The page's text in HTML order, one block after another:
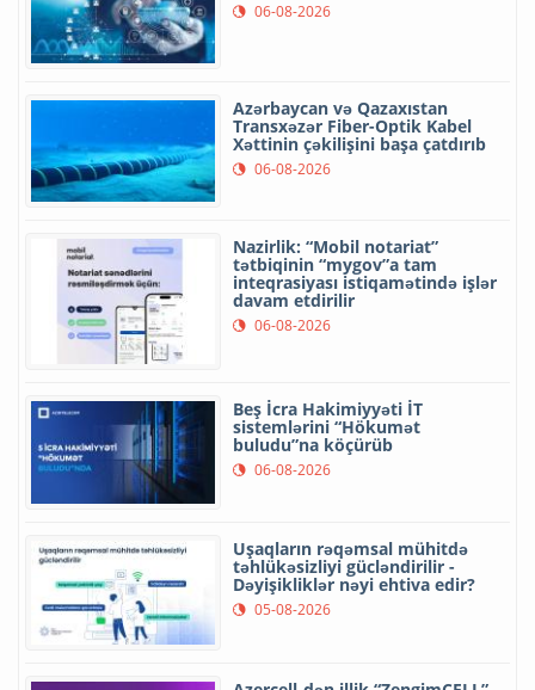
06-08-2026
Azərbaycan və Qazaxıstan
Transxəzər Fiber-Optik Kabel
Xəttinin çəkilişini başa çatdırıb
06-08-2026
Nazirlik: “Mobil notariat”
tətbiqinin “mygov”a tam
inteqrasiyası istiqamətində işlər
davam etdirilir
06-08-2026
Beş İcra Hakimiyyəti İT
sistemlərini “Hökumət
buludu”na köçürüb
06-08-2026
Uşaqların rəqəmsal mühitdə
təhlükəsizliyi gücləndirilir -
Dəyişikliklər nəyi ehtiva edir?
05-08-2026